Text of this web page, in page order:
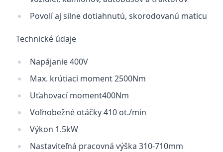
Povolí aj silne dotiahnutú, skorodovanú maticu
Technické údaje
Napájanie 400V
Max. krútiaci moment 2500Nm
Uťahovací moment400Nm
Voľnobežné otáčky 410 ot./min
Výkon 1.5kW
Nastaviteľná pracovná výška 310-710mm